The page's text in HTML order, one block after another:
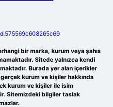
bir marka, kurum veya şahıs
Sitede yalnızca kendi
Burada yer alan içerikler
kurum ve kişiler hakkında
kurum ve kişiler ile isim
Sitemizdeki bilgiler taslak